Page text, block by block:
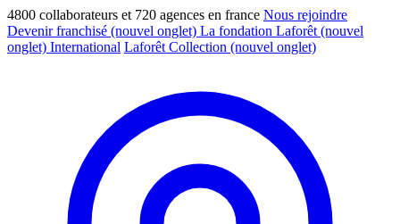
4800 collaborateurs et 720 agences en france Nous rejoindre
Devenir franchisé (nouvel onglet) La fondation Laforêt (nouvel
onglet) International Laforêt Collection (nouvel onglet)